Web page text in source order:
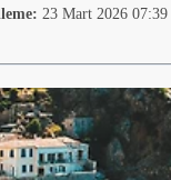
23 Mart 2026 07:39